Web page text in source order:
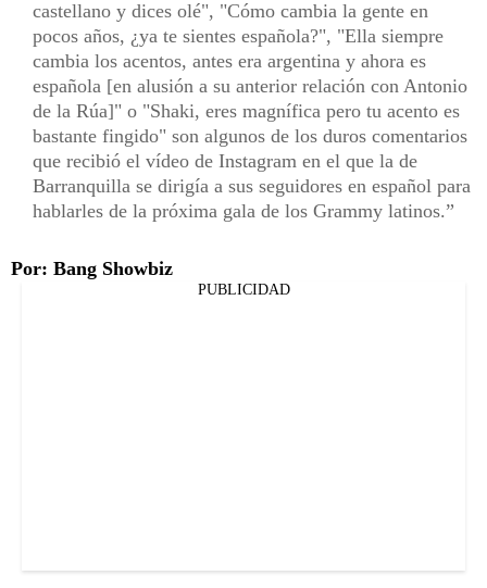
castellano y dices olé", "Cómo cambia la gente en
pocos años, ¿ya te sientes española?", "Ella siempre
cambia los acentos, antes era argentina y ahora es
española [en alusión a su anterior relación con Antonio
de la Rúa]" o "Shaki, eres magnífica pero tu acento es
bastante fingido" son algunos de los duros comentarios
que recibió el vídeo de Instagram en el que la de
Barranquilla se dirigía a sus seguidores en español para
hablarles de la próxima gala de los Grammy latinos.
Por: Bang Showbiz
PUBLICIDAD